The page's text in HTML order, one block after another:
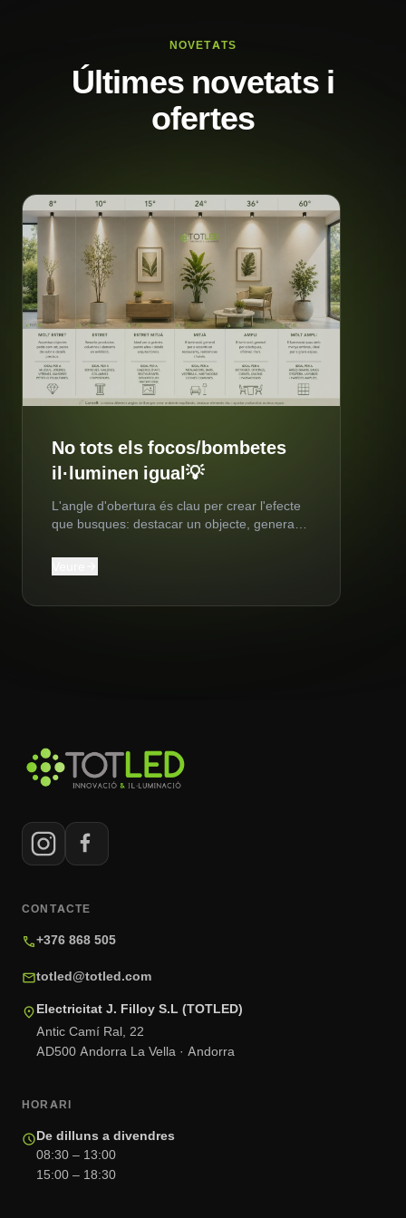
NOVETATS
Últimes novetats i
ofertes
No tots els focos/bombetes
il·luminen igual💡
L'angle d'obertura és clau per crear l'efecte
que busques: destacar un objecte, generar
l'espai. 🔑
CONTACTE
call+376 868 505
mailtotled@totled.com
location_onElectricitat J. Filloy S.L (TOTLED)
Antic Camí Ral, 22
AD500 Andorra La Vella · Andorra
HORARI
scheduleDe dilluns a divendres
08:30 – 13:00
15:00 – 18:30